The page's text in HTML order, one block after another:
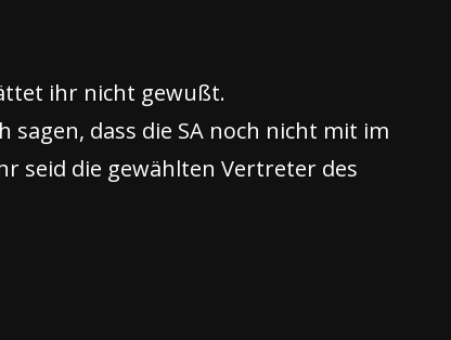
ihr nicht gewußt.
dass die SA noch nicht mit im
seid die gewählten Vertreter des